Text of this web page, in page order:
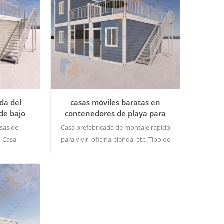
del
bajo
de
de
casas móviles baratas en
contenedores de playa para
vivir
Casa prefabricada de montaje rápido
para vivir, oficina, tienda, etc. Tipo de